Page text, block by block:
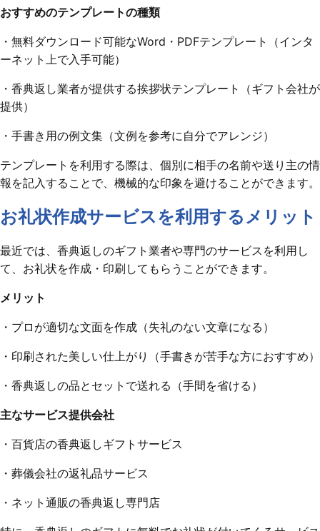
おすすめのテンプレートの種類
・無料ダウンロード可能なWord・PDFテンプレート（インタ
ーネット上で入手可能）
・香典返し業者が提供する挨拶状テンプレート（ギフト会社が
提供）
・手書き用の例文集（文例を参考に自分でアレンジ）
テンプレートを利用する際は、個別に相手の名前や送り主の情
報を記入することで、機械的な印象を避けることができます。
お礼状作成サービスを利用するメリット
最近では、香典返しのギフト業者や専門のサービスを利用し
て、お礼状を作成・印刷してもらうことができます。
メリット
・プロが適切な文面を作成（失礼のない文章になる）
・印刷された美しい仕上がり（手書きが苦手な方におすすめ）
・香典返しの品とセットで送れる（手間を省ける）
主なサービス提供会社
・百貨店の香典返しギフトサービス
・葬儀会社の返礼品サービス
・ネット通販の香典返し専門店